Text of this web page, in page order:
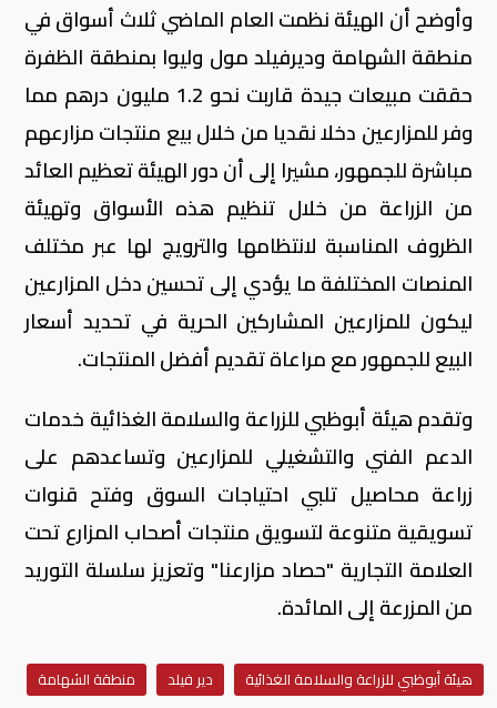
وأوضح أن الهيئة نظمت العام الماضي ثلاث أسواق في
منطقة الشهامة وديرفيلد مول وليوا بمنطقة الظفرة
حققت مبيعات جيدة قاربت نحو 1.2 مليون درهم مما
وفر للمزارعين دخلا نقديا من خلال بيع منتجات مزارعهم
مباشرة للجمهور، مشيرا إلى أن دور الهيئة تعظيم العائد
من الزراعة من خلال تنظيم هذه الأسواق وتهيئة
الظروف المناسبة لانتظامها والترويج لها عبر مختلف
المنصات المختلفة ما يؤدي إلى تحسين دخل المزارعين
ليكون للمزارعين المشاركين الحرية في تحديد أسعار
البيع للجمهور مع مراعاة تقديم أفضل المنتجات.
وتقدم هيئة أبوظبي للزراعة والسلامة الغذائية خدمات
الدعم الفني والتشغيلي للمزارعين وتساعدهم على
زراعة محاصيل تلبي احتياجات السوق وفتح قنوات
تسويقية متنوعة لتسويق منتجات أصحاب المزارع تحت
العلامة التجارية "حصاد مزارعنا" وتعزيز سلسلة التوريد
من المزرعة إلى المائدة.
هيئة أبوظبي للزراعة والسلامة الغذائية دير فيلد
منطقة الشهامة